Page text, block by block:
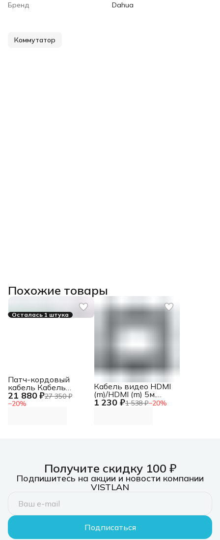
Бренд
Dahua
Коммутатор
Похожие товары
Осталась 1 штука
21 880 ₽27 350 ₽
−20%
Патч-кордовый
кабель Кабель
LANMASTER патч-
кордовый UTP, 4x2,
1 230 ₽1 538 ₽−20%
Кабель видео HDMI
(m)/HDMI (m) 5м.
черный
Получите скидку 100 ₽
Подпишитесь на акции и новости компании
VISTLAN
Подписаться